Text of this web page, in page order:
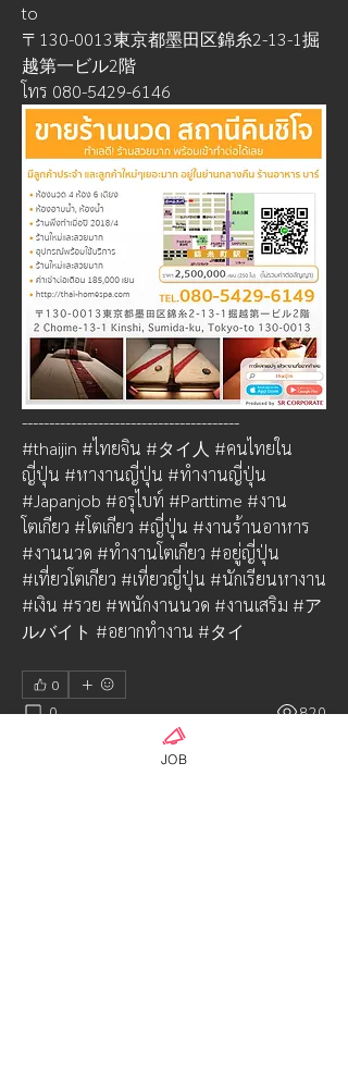
to
〒130-0013東京都墨田区錦糸2-13-1掘
越第一ビル2階
โทร 080-5429-6146
----------------------------------------
#thaijin #ไทยจิน #タイ人 #คนไทยใน
ญี่ปุ่น #หางานญี่ปุ่น #ทำงานญี่ปุ่น
#Japanjob #อรุไบท์ #Parttime #งาน
โตเกียว #โตเกียว #ญี่ปุ่น #งานร้านอาหาร
#งานนวด #ทำงานโตเกียว #อยู่ญี่ปุ่น
#เที่ยวโตเกียว #เที่ยวญี่ปุ่น #นักเรียนหางาน
#เงิน #รวย #พนักงานนวด #งานเสริม #ア
ルバイト #อยากทำงาน #タイ
0
0 820
JOB